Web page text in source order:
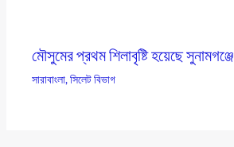
মৌসুমের প্রথম শিলাবৃষ্টি হয়েছে সুনামগঞ্জে
সারাবাংলা,সিলেট বিভাগ